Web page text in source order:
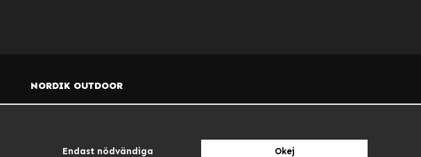
NORDIK OUTDOOR
Endast nödvändiga Okej